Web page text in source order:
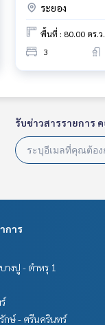
ระยอง
พื้นที่ : 80.00 ตร.ว.
3
รับข่าวสารรายการ
การ
งปู - ตำหรุ 1
กษ์ - ศรีนครินทร์